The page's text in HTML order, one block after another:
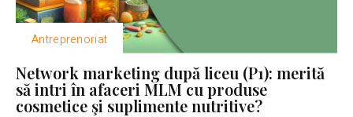
Antreprenoriat
Network marketing după liceu (P1): merită
să intri în afaceri MLM cu produse
cosmetice şi suplimente nutritive?